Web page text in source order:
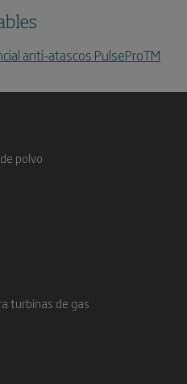
anti-atascos PulseProTM
polvo
turbinas de gas